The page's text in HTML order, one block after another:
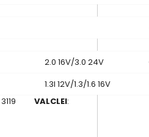
2.0 16V/3.0 24V
1.3I 12V/1.3/1.6 16V
3119 VALCLEI: